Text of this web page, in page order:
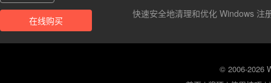
在线购买
快速安全地清理和优化 Windows 注
© 2006-2026